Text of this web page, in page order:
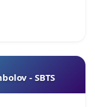
- SBTS